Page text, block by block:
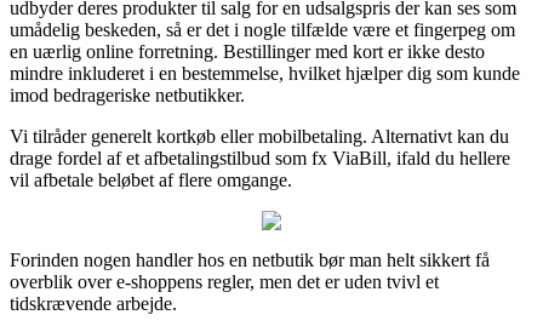
udbyder deres produkter til salg for en udsalgspris der kan ses som
umådelig beskeden, så er det i nogle tilfælde være et fingerpeg om
en uærlig online forretning. Bestillinger med kort er ikke desto
mindre inkluderet i en bestemmelse, hvilket hjælper dig som kunde
imod bedrageriske netbutikker.
Vi tilråder generelt kortkøb eller mobilbetaling. Alternativt kan du
drage fordel af et afbetalingstilbud som fx ViaBill, ifald du hellere
vil afbetale beløbet af flere omgange.
Forinden nogen handler hos en netbutik bør man helt sikkert få
overblik over e-shoppens regler, men det er uden tvivl et
tidskrævende arbejde.